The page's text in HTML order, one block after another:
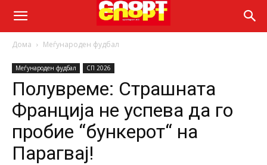
Дома Меѓународен фудбал
Меѓународен фудбал СП 2026
Полувреме: Страшната
Франција не успева да го
пробие “бункерот“ на
Парагвај!